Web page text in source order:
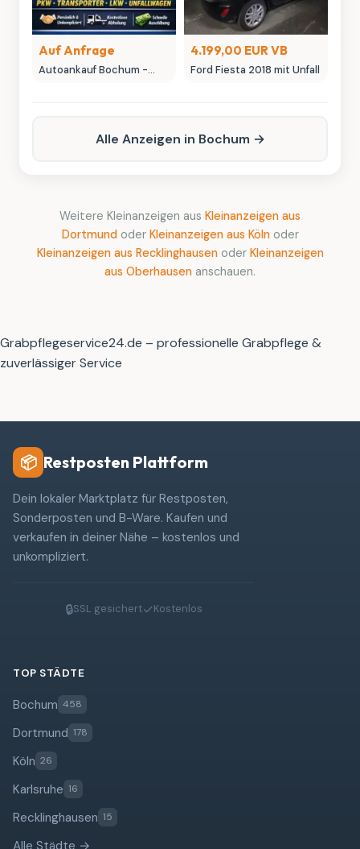
Auf Anfrage
Autoankauf Bochum -
4.199,00 EUR VB
Ford Fiesta 2018 mit Unfall
Alle Anzeigen in Bochum →
Weitere Kleinanzeigen aus Kleinanzeigen aus
Dortmundoder Kleinanzeigen aus Kölnoder
Kleinanzeigen aus Recklinghausenoder Kleinanzeigen
aus Oberhausen anschauen.
Grabpflegeservice24.de – professionelle Grabpflege &
zuverlässiger Service
📦 Restposten Plattform
Dein lokaler Marktplatz für Restposten,
Sonderposten und B-Ware. Kaufen und
verkaufen in deiner Nähe – kostenlos und
unkompliziert.
🔒SSL gesichert✓Kostenlos
TOP STÄDTE
Bochum 458
Dortmund 178
Köln 26
Karlsruhe 16
Recklinghausen 15
Alle Städte →